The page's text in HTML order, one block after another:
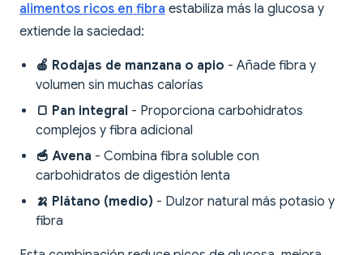
alimentos ricos en fibra estabiliza más la glucosa y
extiende la saciedad:
🍎 Rodajas de manzana o apio - Añade fibra y
volumen sin muchas calorías
🍞 Pan integral - Proporciona carbohidratos
complejos y fibra adicional
🥣 Avena - Combina fibra soluble con
carbohidratos de digestión lenta
🍌 Plátano (medio) - Dulzor natural más potasio y
fibra